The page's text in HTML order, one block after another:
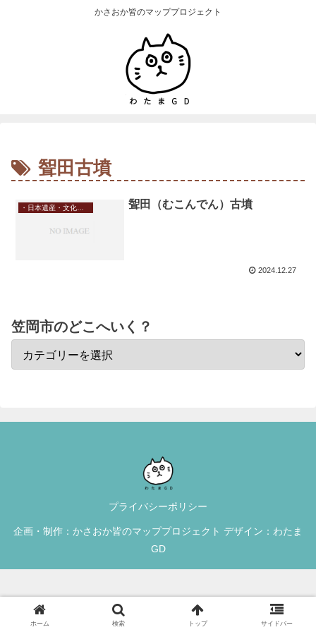
かさおか皆のマッププロジェクト
聟田古墳
聟田（むこんでん）古墳
2024.12.27
笠岡市のどこへいく？
プライバシーポリシー
企画・制作：かさおか皆のマッププロジェクト デザイン：わたま
GD
ホーム 検索 トップ サイドバー